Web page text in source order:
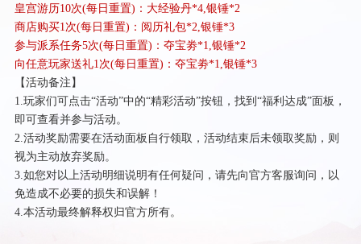
皇宫游历10次(每日重置)：大经验丹*4,银锤*2
商店购买1次(每日重置)：阅历礼包*2,银锤*3
参与派系任务5次(每日重置)：夺宝劵*1,银锤*2
向任意玩家送礼1次(每日重置)：夺宝劵*1,银锤*3
【活动备注】
1.玩家们可点击“活动”中的“精彩活动”按钮，找到“福利达成”面板，
即可查看并参与活动。
2.活动奖励需要在活动面板自行领取，活动结束后未领取奖励，则
视为主动放弃奖励。
3.如您对以上活动明细说明有任何疑问，请先向官方客服询问，以
免造成不必要的损失和误解！
4.本活动最终解释权归官方所有。